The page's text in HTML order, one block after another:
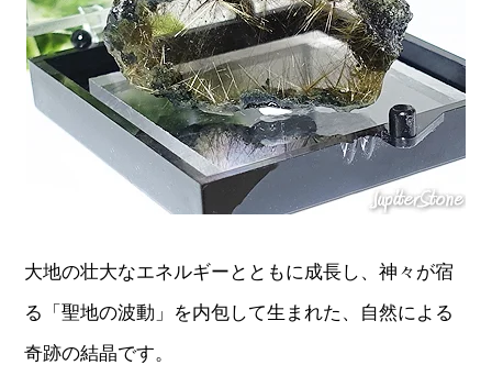
大地の壮大なエネルギーとともに成長し、神々が宿
る「聖地の波動」を内包して生まれた、自然による
奇跡の結晶です。